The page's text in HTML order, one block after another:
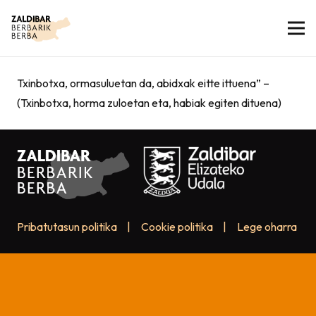
Txinbotxa, ormasuluetan da, abidxak eitte ittuena” –
(Txinbotxa, horma zuloetan eta, habiak egiten dituena)
Pribatutasun politika Cookie politika Lege oharra